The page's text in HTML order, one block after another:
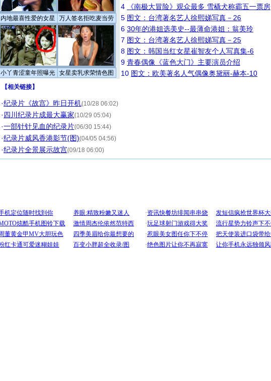
内地最喜性爱的女星 万人签名拒吃麦当劳
小丫青涩童年照曝光 女星卖乳求荣情色图
4
《南极大冒险》观众最多 雪橇犬称霸五一票房
5 图文：台湾著名艺人徐熙娣写真－26
6 30年的港姐选美史--最薄命港姐：翁美玲
7 图文：台湾著名艺人徐熙娣写真－25
8 图文：韩国当红女星崔智友个人写真集-6
9 青春偶像《蓝色大门》主要演员介绍
10 图文：欧美著名人气偶像奥黛丽-赫本-10
【相关链接】
·纪录片《故宫》昨日开机(10/28 06:02)
·四川纪录片成最大赢家(10/29 05:04)
·一部针针见血的纪录片(06/30 15:44)
·纪录片威风香港影节(图)(04/05 04:56)
·纪录片全景展示故宫(09/18 06:00)